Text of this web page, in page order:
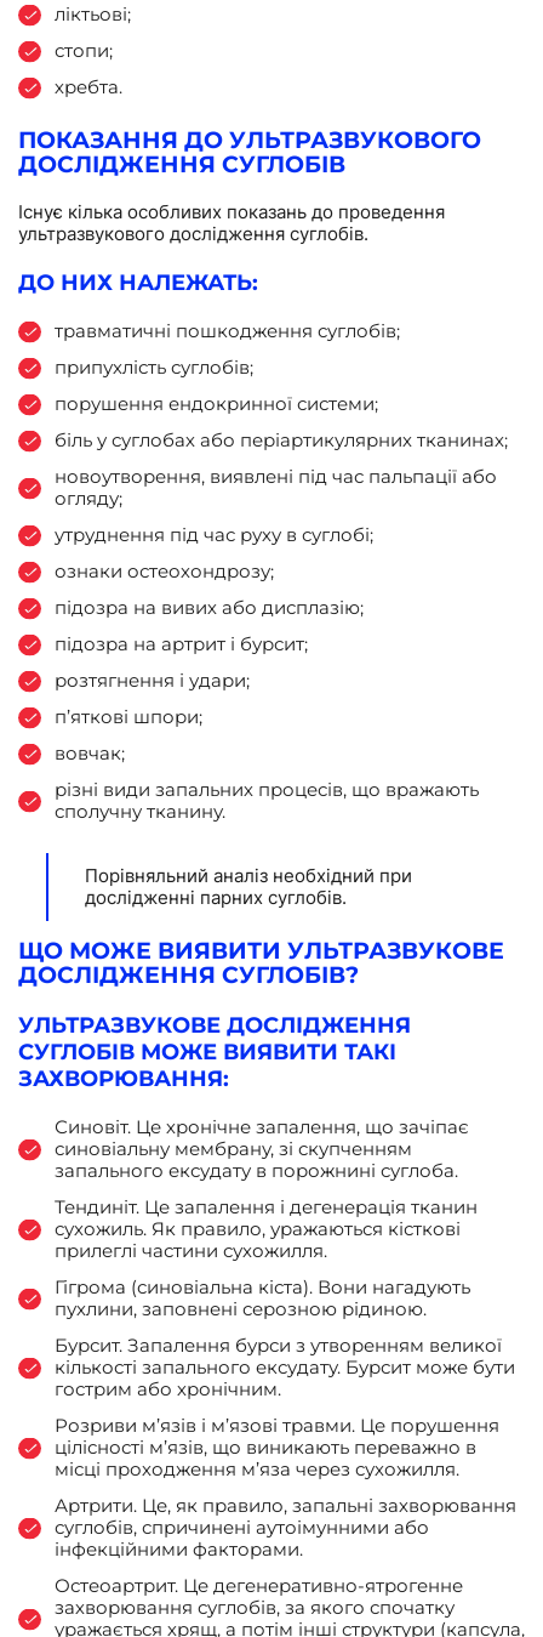
ліктьові;
стопи;
хребта.
ПОКАЗАННЯ ДО УЛЬТРАЗВУКОВОГО
ДОСЛІДЖЕННЯ СУГЛОБІВ
Існує кілька особливих показань до проведення
ультразвукового дослідження суглобів.
ДО НИХ НАЛЕЖАТЬ:
травматичні пошкодження суглобів;
припухлість суглобів;
порушення ендокринної системи;
біль у суглобах або періартикулярних тканинах;
новоутворення, виявлені під час пальпації або
огляду;
утруднення під час руху в суглобі;
ознаки остеохондрозу;
підозра на вивих або дисплазію;
підозра на артрит і бурсит;
розтягнення і удари;
п’яткові шпори;
вовчак;
різні види запальних процесів, що вражають
сполучну тканину.
Порівняльний аналіз необхідний при
дослідженні парних суглобів.
ЩО МОЖЕ ВИЯВИТИ УЛЬТРАЗВУКОВЕ
ДОСЛІДЖЕННЯ СУГЛОБІВ?
УЛЬТРАЗВУКОВЕ ДОСЛІДЖЕННЯ
СУГЛОБІВ МОЖЕ ВИЯВИТИ ТАКІ
ЗАХВОРЮВАННЯ:
Синовіт. Це хронічне запалення, що зачіпає
синовіальну мембрану, зі скупченням
запального ексудату в порожнині суглоба.
Тендиніт. Це запалення і дегенерація тканин
сухожиль. Як правило, уражаються кісткові
прилеглі частини сухожилля.
Гігрома (синовіальна кіста). Вони нагадують
пухлини, заповнені серозною рідиною.
Бурсит. Запалення бурси з утворенням великої
кількості запального ексудату. Бурсит може бути
гострим або хронічним.
Розриви м’язів і м’язові травми. Це порушення
цілісності м’язів, що виникають переважно в
місці проходження м’яза через сухожилля.
Артрити. Це, як правило, запальні захворювання
суглобів, спричинені аутоімунними або
інфекційними факторами.
Остеоартрит. Це дегенеративно-ятрогенне
захворювання суглобів, за якого спочатку
уражається хрящ, а потім інші структури (капсула,